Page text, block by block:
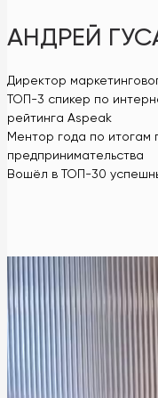
АНДРЕЙ
Директор
ТОП-3 спикер по
рейтинга Aspeak
Ментор года по итогам
предпринимательства
Вошёл в ТОП-30